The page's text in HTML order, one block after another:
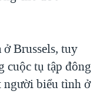
Brussels, tuy
cuộc tụ tập đông
người biểu tình ở